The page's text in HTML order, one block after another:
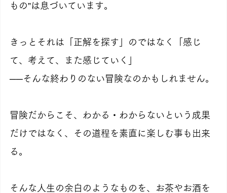
もの”は息づいています。
きっとそれは「正解を探す」のではなく「感じ
て、考えて、また感じていく」
──そんな終わりのない冒険なのかもしれません。
冒険だからこそ、わかる・わからないという成果
だけではなく、その道程を素直に楽しむ事も出来
る。
そんな人生の余白のようなものを、お茶やお酒を